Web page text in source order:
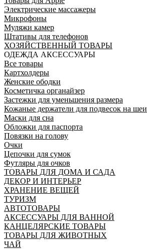
Электрические массажеры
Микрофоны
Муляжи камер
Штативы для телефонов
ХОЗЯЙСТВЕННЫЙ ТОВАРЫ
ОДЕЖДА АКСЕССУАРЫ
Все товары
Картхолдеры
Женские ободки
Косметичка органайзер
Застежки для уменьшения размера
Кожаные держатели для подвесок на шеи
Маски для сна
Обложки для паспорта
Повязки на голову
Очки
Цепочки для сумок
Футляры для очков
ТОВАРЫ ДЛЯ ДОМА И САДА
ДЕКОР И ИНТЕРЬЕР
ХРАНЕНИЕ ВЕЩЕЙ
ТУРИЗМ
АВТОТОВАРЫ
АКСЕССУАРЫ ДЛЯ ВАННОЙ
КАНЦЕЛЯРСКИЕ ТОВАРЫ
ТОВАРЫ ДЛЯ ЖИВОТНЫХ
ЧАЙ